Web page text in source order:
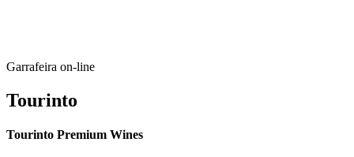
Garrafeira on-line
Tourinto
Tourinto Premium Wines